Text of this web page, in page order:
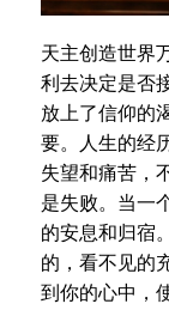
天主创造世界
利去决定是否
放上了信仰的
要。人生的经
失望和痛苦，
是失败。当一
的安息和归宿
的，看不见的
到你的心中，